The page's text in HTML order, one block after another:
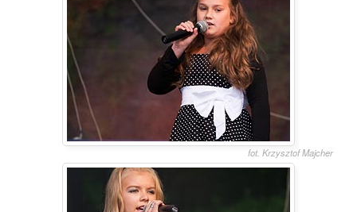
fot. Krzysztof Majcher